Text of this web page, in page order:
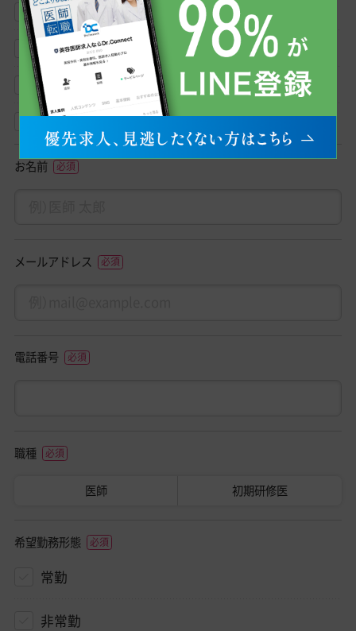
求人紹介
転職相談
クリニック見学相談
その他
お名前
メールアドレス
電話番号
職種
医師 初期研修医
希望勤務形態
常勤
非常勤